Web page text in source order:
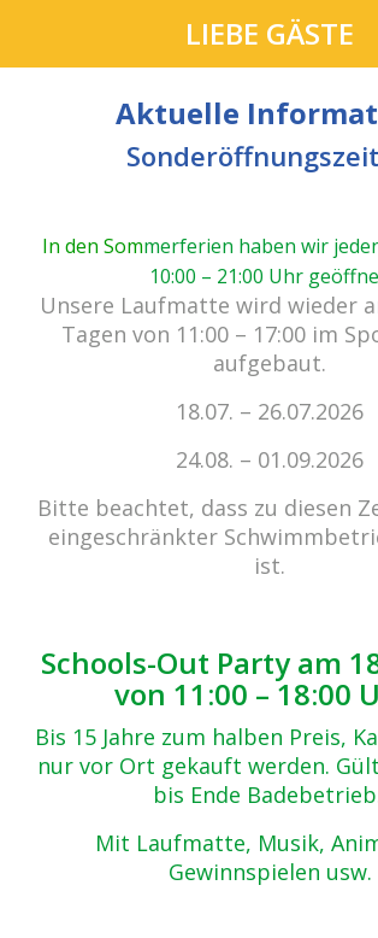
cabrio Senden - das Bad.
Außergewöhnlich, vielfältig!
Kein Einlass bei Gewitter
zu den E-Tickets
Zurück zur Übersicht
LIEBE GÄSTE
Aktuelle
In den Sommerferien haben wir
10:00 – 21:00 Uhr
Unsere Laufmatte wird wieder
Tagen von 11:00 – 17:00 im
aufgebaut.
18.07. – 26.07.2026
24.08. – 01.09.2026
Bitte beachtet, dass zu diesen
eingeschränkter
ist.
Schools-Out Party am
von 11:00 – 18:00
Bis 15 Jahre zum halben Preis,
nur vor Ort gekauft werden.
bis Ende
Mit Laufmatte, Musik,
Gewinnspielen usw.